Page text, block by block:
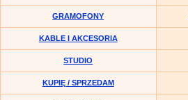
GRAMOFONY
KABLE I AKCESORIA
STUDIO
KUPIĘ / SPRZEDAM